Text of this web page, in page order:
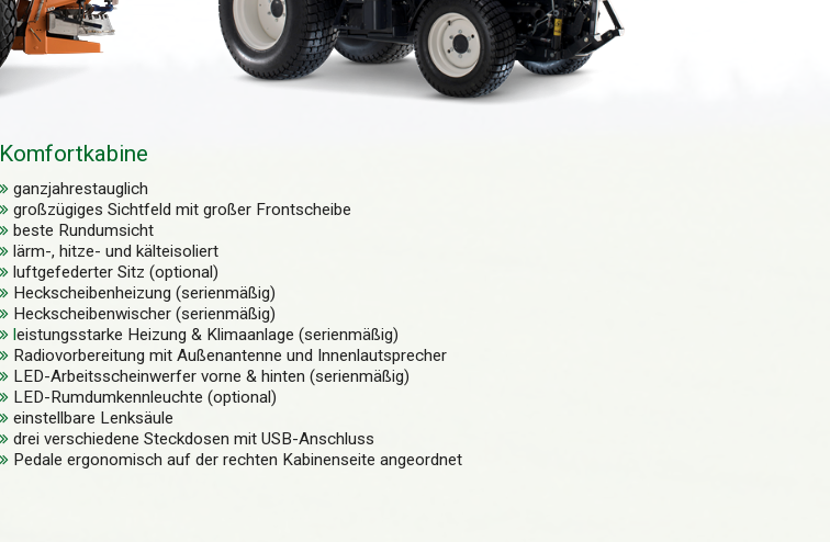
Komfortkabine
ganzjahrestauglich
großzügiges Sichtfeld mit großer Frontscheibe
beste Rundumsicht
lärm-, hitze- und kälteisoliert
luftgefederter Sitz (optional)
Heckscheibenheizung (serienmäßig)
Heckscheibenwischer (serienmäßig)
leistungsstarke Heizung & Klimaanlage (serienmäßig)
Radiovorbereitung mit Außenantenne und Innenlautsprecher
LED-Arbeitsscheinwerfer vorne & hinten (serienmäßig)
LED-Rumdumkennleuchte (optional)
einstellbare Lenksäule
drei verschiedene Steckdosen mit USB-Anschluss
Pedale ergonomisch auf der rechten Kabinenseite angeordnet